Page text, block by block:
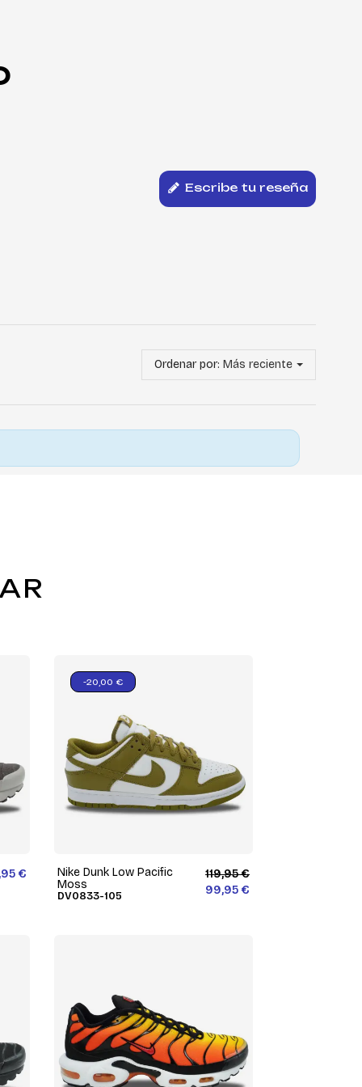
Escribe tu reseña
Ordenar por: Más reciente
€
Nike Dunk Low Pacific
Moss
DV0833-105
119,95 €
99,95 €
-20,00 €